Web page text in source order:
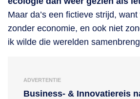
Maar da’s een fictieve strijd,
zonder economie, en ook niet
ik wilde die werelden
ADVERTENTIE
Business- & Innovatiereis